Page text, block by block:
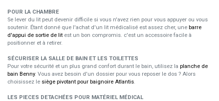
POUR LA CHAMBRE
Se lever du lit peut devenir difficile si vous n'avez rien pour vous appuyer ou vous
soutenir. Étant donné que l'achat d'un lit médicalisé est assez cher, une barre
d'appui de sortie de lit est un bon compromis. c'est un accessoire facile à
positionner et à retirer.
SÉCURISER LA SALLE DE BAIN ET LES TOILETTES
Pour votre sécurité et un plus grand confort durant le bain, utilisez la planche de
bain Benny. Vous avez besoin d'un dossier pour vous reposer le dos ? Alors
choisissez le siège pivotant pour baignoire Atlantis.
LES PIECES DETACHÉES POUR MATÉRIEL MÉDICAL